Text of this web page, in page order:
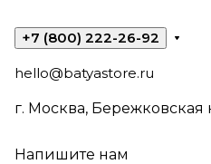
+7 (800) 222-26-92
hello@batyastore.ru
г. Москва, Бережковская
Напишите нам